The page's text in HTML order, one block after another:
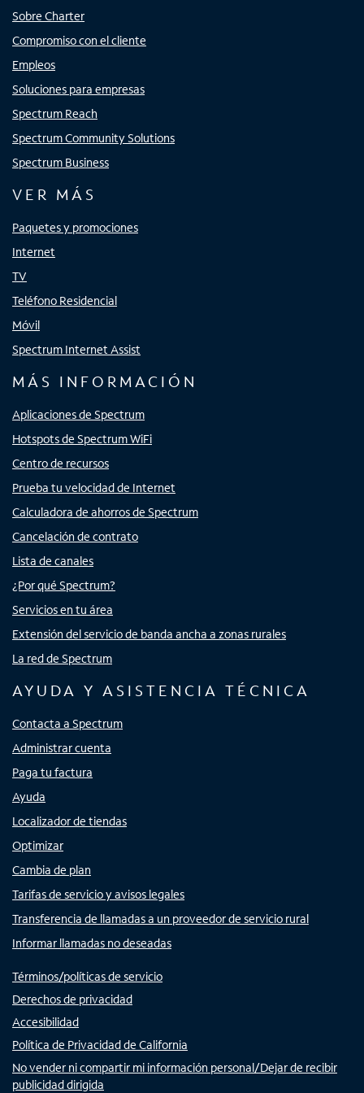
Sobre Charter
Compromiso con el cliente
Empleos
Soluciones para empresas
Spectrum Reach
Spectrum Community Solutions
Spectrum Business
VER MÁS
Paquetes y promociones
Internet
TV
Teléfono Residencial
Móvil
Spectrum Internet Assist
MÁS INFORMACIÓN
Aplicaciones de Spectrum
Hotspots de Spectrum WiFi
Centro de recursos
Prueba tu velocidad de Internet
Calculadora de ahorros de Spectrum
Cancelación de contrato
Lista de canales
¿Por qué Spectrum?
Servicios en tu área
Extensión del servicio de banda ancha a zonas rurales
La red de Spectrum
AYUDA Y ASISTENCIA TÉCNICA
Contacta a Spectrum
Administrar cuenta
Paga tu factura
Ayuda
Localizador de tiendas
Optimizar
Cambia de plan
Tarifas de servicio y avisos legales
Transferencia de llamadas a un proveedor de servicio rural
Informar llamadas no deseadas
Términos/políticas de servicio
Derechos de privacidad
Accesibilidad
Política de Privacidad de California
No vender ni compartir mi información personal/Dejar de recibir
publicidad dirigida